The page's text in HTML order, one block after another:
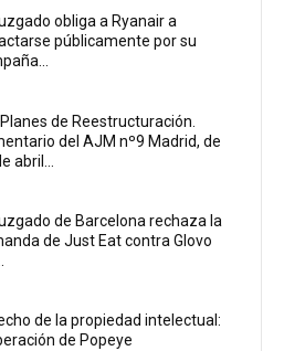
obliga a Ryanair a
públicamente por su
de Reestructuración.
del AJM nº9 Madrid, de
abril...
de Barcelona rechaza la
de Just Eat contra Glovo
de la propiedad intelectual:
de Popeye